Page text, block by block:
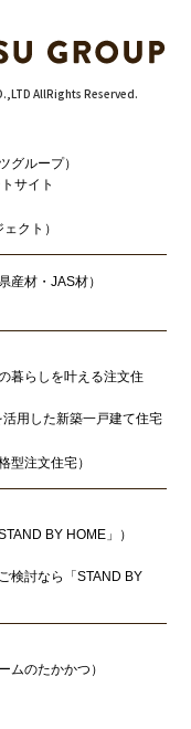
AllRights Reserved.
グループ）
サイト
クト）
産材・JAS材）
暮らしを叶える注文住
用した新築一戸建て住宅
型注文住宅）
BY HOME」）
検討なら「STAND BY
ムのたかかつ）